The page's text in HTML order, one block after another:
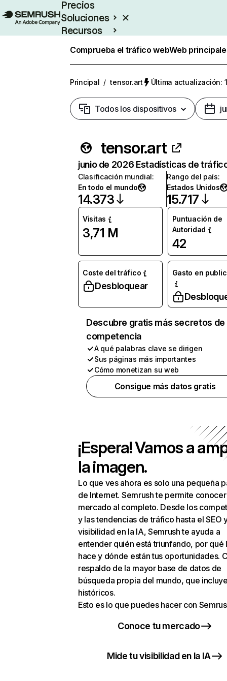
Precios
Soluciones
Recursos
Comprueba el tráfico webWeb
Principal / tensor.art Última actualización:
Todos los dispositivos
tensor.art
junio de 2026 Estadísticas de
Clasificación mundial:
En todo el mundo
14.373
Rango del país:
Estados Unidos
15.717
Visitas
3,71 M
Puntuación de
Autoridad
42
Coste del tráfico
Desbloquear
Gasto en
Descubre gratis más secretos de
competencia
A qué palabras clave se dirigen
Sus páginas más importantes
Cómo monetizan su web
Consigue más datos gratis
¡Espera! Vamos a
la imagen.
Lo que ves ahora es solo una pequeña
de Internet. Semrush te permite
mercado al completo. Desde los
y las tendencias de tráfico hasta el SEO
visibilidad en la IA, Semrush te ayuda a
entender quién está triunfando, por qué
hace y dónde están tus oportunidades.
respaldo de la mayor base de datos de
búsqueda propia del mundo, que
históricos.
Esto es lo que puedes hacer con
Conoce tu mercado
Mide tu visibilidad en la IA